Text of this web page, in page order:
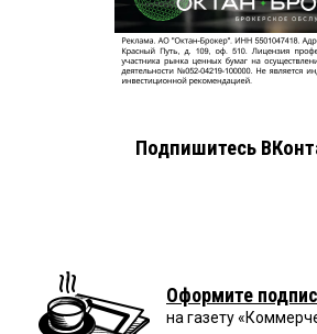
Подпишитесь
Оформите
на газету